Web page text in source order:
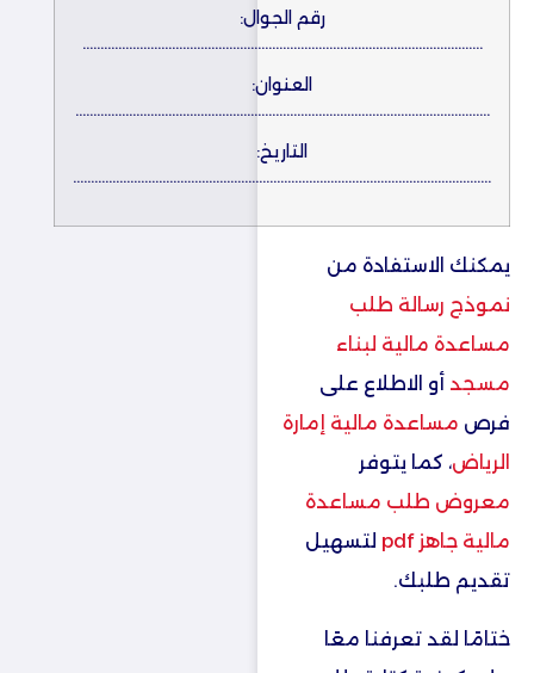
رقم الجوال:
………………………………………………………………………………………………….
العنوان:
……………………………………………………………………………………………………..
التاريخ:
………………………………………………………………………………………………………
يمكنك الاستفادة من
نموذج رسالة طلب
مساعدة مالية لبناء
مسجد أو الاطلاع على
فرص مساعدة مالية إمارة
الرياض، كما يتوفر
معروض طلب مساعدة
مالية جاهز pdf
لتسهيل
تقديم طلبك.
ختامًا لقد تعرفنا معًا